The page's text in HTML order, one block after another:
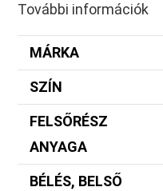
További információk
MÁRKA
SZÍN
FELSŐRÉSZ
ANYAGA
BÉLÉS, BELSŐ